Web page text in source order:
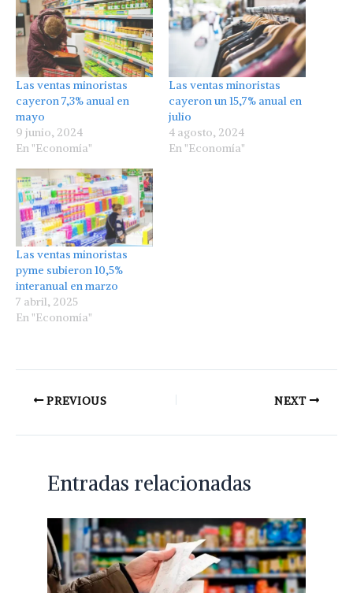
Las ventas minoristas
cayeron 7,3% anual en
mayo
9 junio, 2024
En "Economía"
Las ventas minoristas
cayeron un 15,7% anual en
julio
4 agosto, 2024
En "Economía"
Las ventas minoristas
pyme subieron 10,5%
interanual en marzo
7 abril, 2025
En "Economía"
PREVIOUS NEXT
Entradas relacionadas